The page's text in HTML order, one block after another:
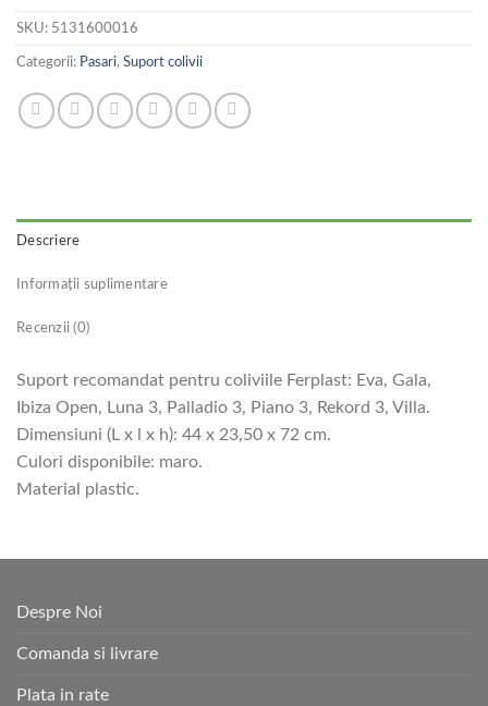
SKU: 5131600016
Categorii: Pasari, Suport colivii
Descriere
Informații suplimentare
Recenzii (0)
Suport recomandat pentru coliviile Ferplast: Eva, Gala,
Ibiza Open, Luna 3, Palladio 3, Piano 3, Rekord 3, Villa.
Dimensiuni (L x l x h): 44 x 23,50 x 72 cm.
Culori disponibile: maro.
Material plastic.
Despre Noi
Comanda si livrare
Plata in rate